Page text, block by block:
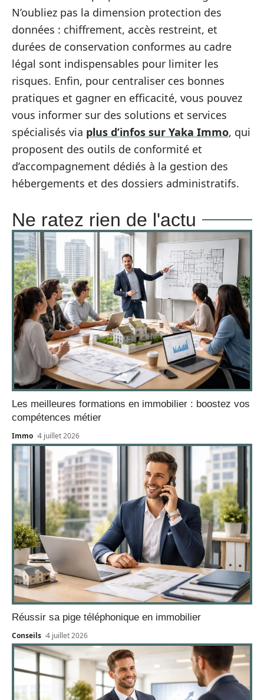
N’oubliez pas la dimension protection des
données : chiffrement, accès restreint, et
durées de conservation conformes au cadre
légal sont indispensables pour limiter les
risques. Enfin, pour centraliser ces bonnes
pratiques et gagner en efficacité, vous pouvez
vous informer sur des solutions et services
spécialisés via plus d’infos sur Yaka Immo, qui
proposent des outils de conformité et
d’accompagnement dédiés à la gestion des
hébergements et des dossiers administratifs.
Ne ratez rien de l'actu
Les meilleures formations en immobilier : boostez vos
compétences métier
Immo 4 juillet 2026
Réussir sa pige téléphonique en immobilier
Conseils 4 juillet 2026